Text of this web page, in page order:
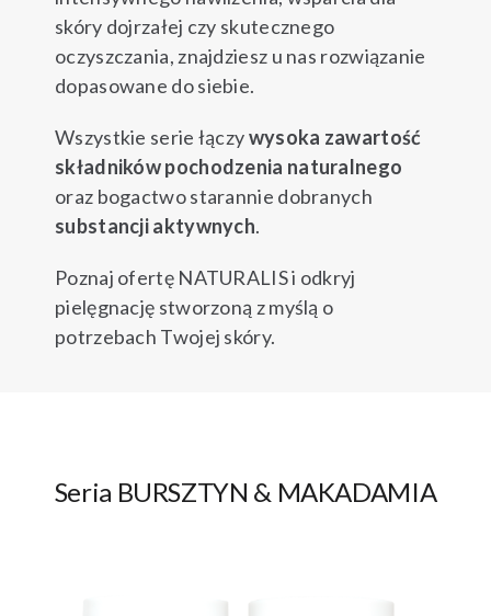
skóry dojrzałej czy skutecznego
oczyszczania, znajdziesz u nas rozwiązanie
dopasowane do siebie.
Wszystkie serie łączywysoka zawartość
składników pochodzenia naturalnego
oraz bogactwo starannie dobranych
substancji aktywnych.
Poznaj ofertę NATURALIS i odkryj
pielęgnację stworzoną z myślą o
potrzebach Twojej skóry.
Seria BURSZTYN & MAKADAMIA